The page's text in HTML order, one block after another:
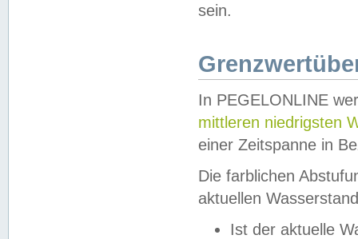
sein.
In PEGELONLINE
mittleren niedrigsten
einer Zeitspanne in
Die farblichen
aktuellen
Ist der aktuelle